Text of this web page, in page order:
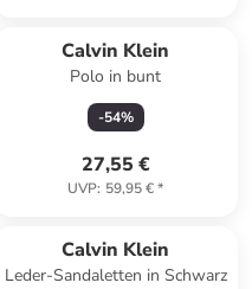
Calvin Klein
Polo in bunt
-54%
27,55 €
UVP: 59,95 €*
Calvin Klein
Leder-Sandaletten in Schwarz